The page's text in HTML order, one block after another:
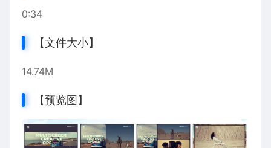
0:34
【文件大小】
14.74M
【预览图】